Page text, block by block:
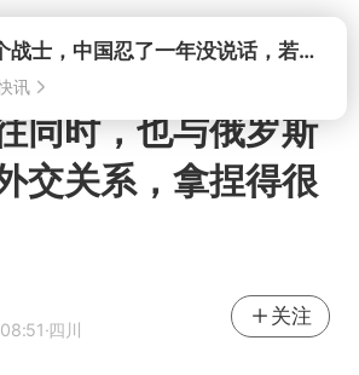
打开牺牲两个战士，中国忍了一年没说话，若菲律宾死了人，他会开战吗
讯
同时，也与俄罗斯
交关系，拿捏得很
·四川
关注